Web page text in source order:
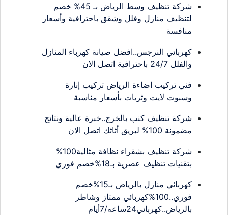
شركة تنظيف وسط الرياض بـ 45% خصم
لتنظيف منازل وفلل وشقق باحترافية وأسعار
منافسة
كهربائي النرجس..افضل صيانة كهرباء المنازل
والفلل 24/7 باحترافية اتصل الان
فني تركيب اضاءة الرياض تركيب إنارة
وسبوت لايت وثريات بأسعار مناسبة
شركة تنظيف كنب بالخرج..خبرة عالية ونتائج
مضمونة 100% لبريق أثاثك اتصل الان
شركة تنظيف بشقراء نظافة مثالية100%
بتقنيات تنظيف عصرية بـ18%خصم فوري
كهربائي منازل بالرياض بـ15%خصم
فوري..100%كهربائي ممتاز وشاطر
بالرياض..كهربائي24ساعه/7أيام